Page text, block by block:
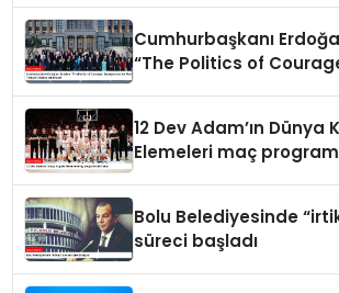
Cumhurbaşkanı
“The Politics of
12 Dev Adam’ın Dünya
Elemeleri maç
Bolu Belediyesinde
süreci başladı